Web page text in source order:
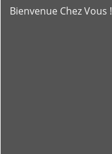
Bienvenue Chez Vous !